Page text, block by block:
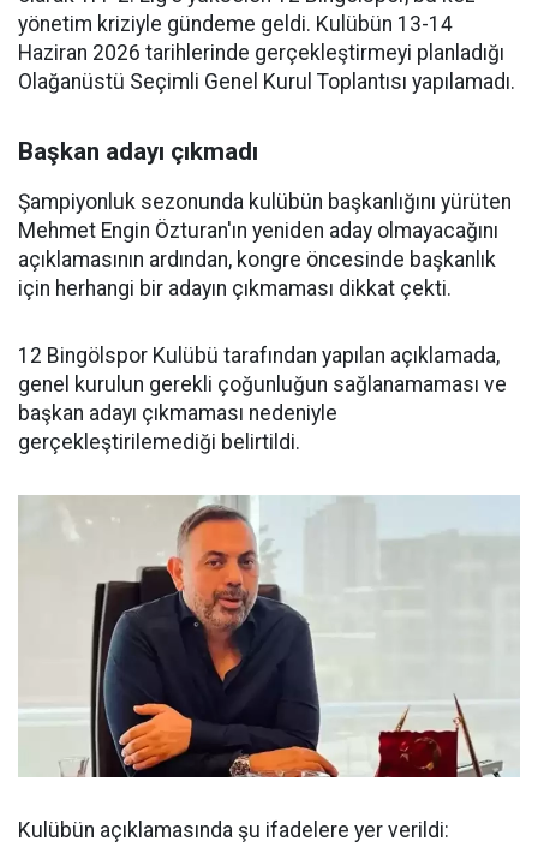
yönetim kriziyle gündeme geldi. Kulübün 13-14
Haziran 2026 tarihlerinde gerçekleştirmeyi planladığı
Olağanüstü Seçimli Genel Kurul Toplantısı yapılamadı.
Başkan adayı çıkmadı
Şampiyonluk sezonunda kulübün başkanlığını yürüten
Mehmet Engin Özturan'ın yeniden aday olmayacağını
açıklamasının ardından, kongre öncesinde başkanlık
için herhangi bir adayın çıkmaması dikkat çekti.
12 Bingölspor Kulübü tarafından yapılan açıklamada,
genel kurulun gerekli çoğunluğun sağlanamaması ve
başkan adayı çıkmaması nedeniyle
gerçekleştirilemediği belirtildi.
Kulübün açıklamasında şu ifadelere yer verildi: